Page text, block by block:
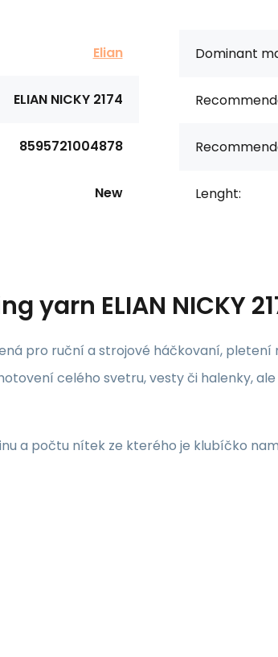
Elian
ELIAN NICKY 2174
8595721004878
New
Dominant
Lenght:
yarn ELIAN NICKY
pro ruční a strojové háčkovaní,
celého svetru, vesty či halenky,
a počtu nítek ze kterého je klubíčko